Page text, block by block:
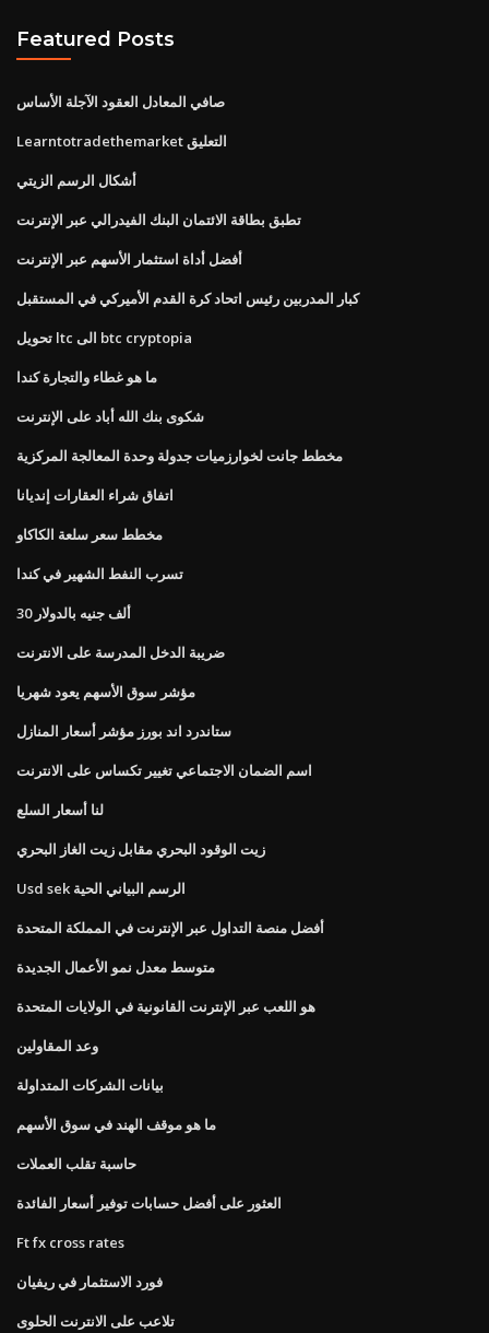
Featured Posts
صافي المعادل العقود الآجلة الأساس
Learntotradethemarket التعليق
أشكال الرسم الزيتي
تطبق بطاقة الائتمان البنك الفيدرالي عبر الإنترنت
أفضل أداة استثمار الأسهم عبر الإنترنت
كبار المدربين رئيس اتحاد كرة القدم الأميركي في المستقبل
تحويل ltc الى btc cryptopia
ما هو غطاء والتجارة كندا
شكوى بنك الله أباد على الإنترنت
مخطط جانت لخوارزميات جدولة وحدة المعالجة المركزية
اتفاق شراء العقارات إنديانا
مخطط سعر سلعة الكاكاو
تسرب النفط الشهير في كندا
30 ألف جنيه بالدولار
ضريبة الدخل المدرسة على الانترنت
مؤشر سوق الأسهم يعود شهريا
ستاندرد اند بورز مؤشر أسعار المنازل
اسم الضمان الاجتماعي تغيير تكساس على الانترنت
لنا أسعار السلع
زيت الوقود البحري مقابل زيت الغاز البحري
Usd sek الرسم البياني الحية
أفضل منصة التداول عبر الإنترنت في المملكة المتحدة
متوسط ​​معدل نمو الأعمال الجديدة
هو اللعب عبر الإنترنت القانونية في الولايات المتحدة
وعد المقاولين
بيانات الشركات المتداولة
ما هو موقف الهند في سوق الأسهم
حاسبة تقلب العملات
العثور على أفضل حسابات توفير أسعار الفائدة
Ft fx cross rates
فورد الاستثمار في ريفيان
تلاعب على الانترنت الحلوى